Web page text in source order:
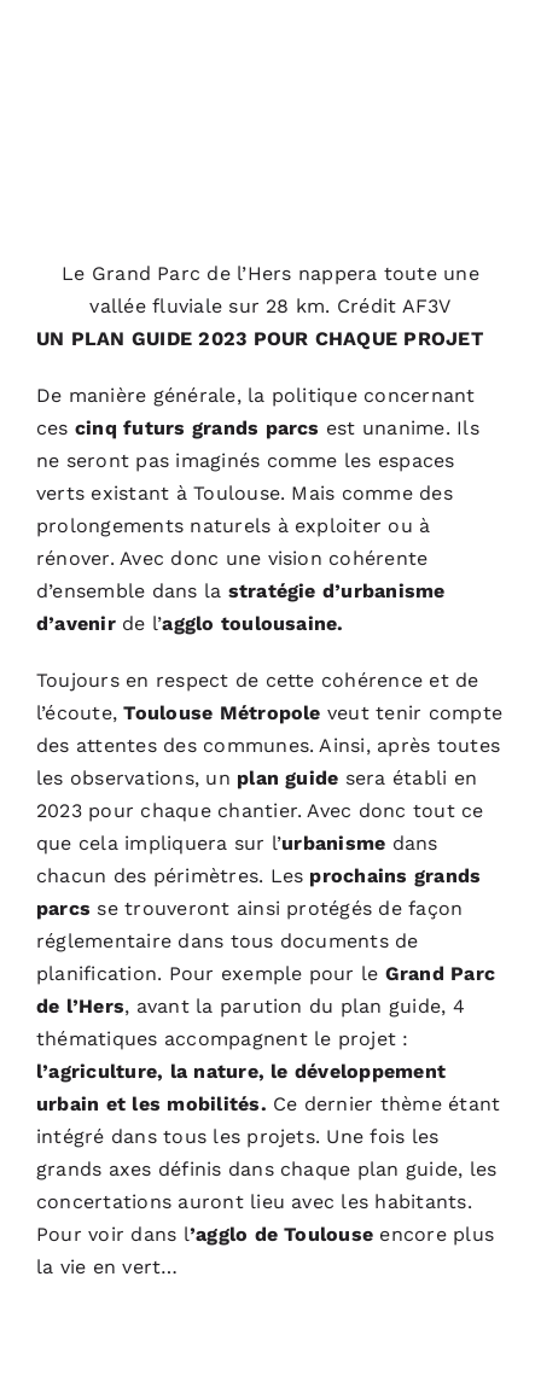
Le Grand Parc de l’Hers nappera toute une
vallée fluviale sur 28 km. Crédit AF3V
UN PLAN GUIDE 2023 POUR CHAQUE PROJET
De manière générale, la politique concernant
ces cinq futurs grands parcs est unanime. Ils
ne seront pas imaginés comme les espaces
verts existant à Toulouse. Mais comme des
prolongements naturels à exploiter ou à
rénover. Avec donc une vision cohérente
d’ensemble dans la stratégie d’urbanisme
d’avenirde l’agglo toulousaine.
Toujours en respect de cette cohérence et de
l’écoute,Toulouse Métropole veut tenir compte
des attentes des communes. Ainsi, après toutes
les observations, un plan guide sera établi en
2023 pour chaque chantier. Avec donc tout ce
que cela impliquera sur l’urbanisme dans
chacun des périmètres. Les prochains grands
parcs se trouveront ainsi protégés de façon
réglementaire dans tous documents de
planification. Pour exemple pour le Grand Parc
de l’Hers, avant la parution du plan guide, 4
thématiques accompagnent le projet :
l’agriculture, la nature, le développement
urbain et les mobilités. Ce dernier thème étant
intégré dans tous les projets. Une fois les
grands axes définis dans chaque plan guide, les
concertations auront lieu avec les habitants.
Pour voir dans l’agglo de Toulouse encore plus
la vie en vert…